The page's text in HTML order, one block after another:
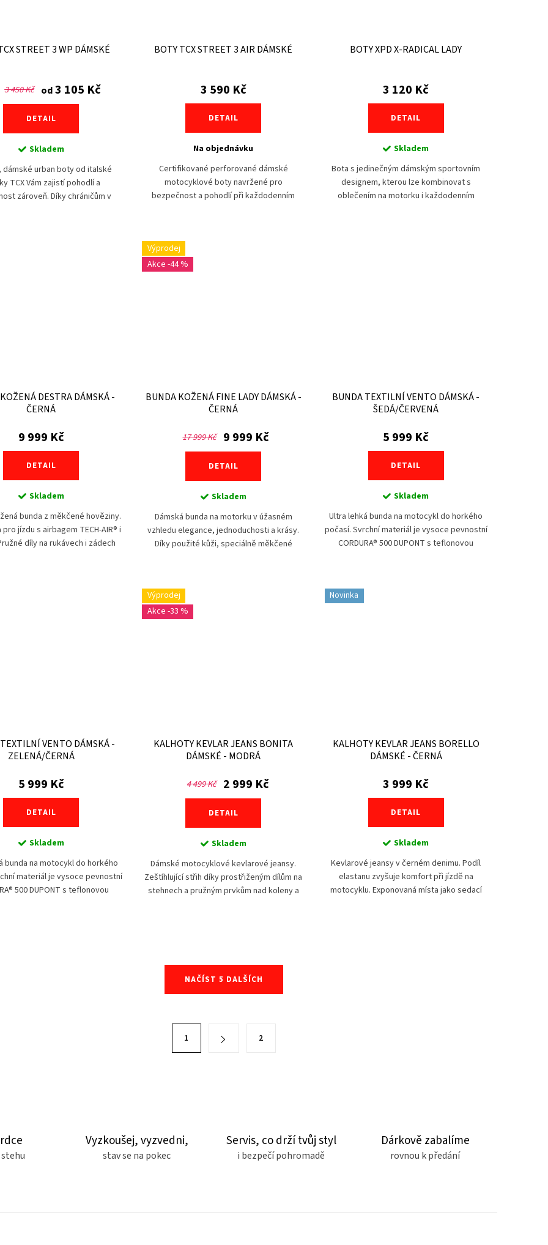
STREET 3 WP DÁMSKÉ
3 450 Kč od3 105 Kč
DETAIL
Skladem
dámské urban boty od italské
TCX Vám zajistí pohodlí a
zároveň. Díky chráničům v
BOTY TCX STREET 3 AIR DÁMSKÉ
3 590 Kč
DETAIL
Na objednávku
Certifikované perforované dámské
motocyklové boty navržené pro
bezpečnost a pohodlí při každodenním
BOTY XPD X-RADICAL LADY
3 120 Kč
DETAIL
Skladem
Bota s jedinečným dámským sportovním
designem, kterou lze kombinovat s
oblečením na motorku i každodenním
DESTRA DÁMSKÁ -
ČERNÁ
9 999 Kč
DETAIL
Skladem
bunda z měkčené hověziny.
jízdu s airbagem TECH-AIR® i
díly na rukávech i zádech
Výprodej
-44 %
BUNDA KOŽENÁ FINE LADY DÁMSKÁ -
ČERNÁ
17 999 Kč 9 999 Kč
DETAIL
Skladem
Dámská bunda na motorku v úžasném
vzhledu elegance, jednoduchosti a krásy.
Díky použité kůži, speciálně měkčené
BUNDA TEXTILNÍ VENTO DÁMSKÁ -
ŠEDÁ/ČERVENÁ
5 999 Kč
DETAIL
Skladem
Ultra lehká bunda na motocykl do horkého
počasí. Svrchní materiál je vysoce pevnostní
CORDURA® 500 DUPONT s teflonovou
VENTO DÁMSKÁ -
ZELENÁ/ČERNÁ
5 999 Kč
DETAIL
Skladem
bunda na motocykl do horkého
materiál je vysoce pevnostní
500 DUPONT s teflonovou
Výprodej
-33 %
KALHOTY KEVLAR JEANS BONITA
DÁMSKÉ - MODRÁ
4 499 Kč 2 999 Kč
DETAIL
Skladem
Dámské motocyklové kevlarové jeansy.
Zeštíhlující střih díky prostřiženým dílům na
stehnech a pružným prvkům nad koleny a
Novinka
KALHOTY KEVLAR JEANS BORELLO
DÁMSKÉ - ČERNÁ
3 999 Kč
DETAIL
Skladem
Kevlarové jeansy v černém denimu. Podíl
elastanu zvyšuje komfort při jízdě na
motocyklu. Exponovaná místa jako sedací
NAČÍST 5 DALŠÍCH
1 2
Vyzkoušej, vyzvedni,
stav se na pokec
Servis, co drží tvůj styl
i bezpečí pohromadě
Dárkově zabalíme
rovnou k předání